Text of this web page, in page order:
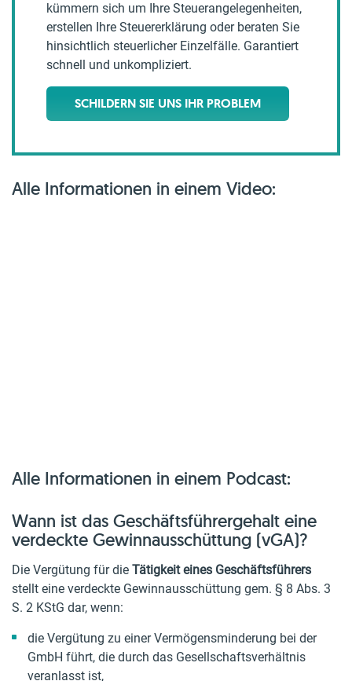
kümmern sich um Ihre Steuerangelegenheiten,
erstellen Ihre Steuererklärung oder beraten Sie
hinsichtlich steuerlicher Einzelfälle. Garantiert
schnell und unkompliziert.
SCHILDERN SIE UNS IHR PROBLEM
Alle Informationen in einem Video:
Alle Informationen in einem Podcast:
Wann ist das Geschäftsführergehalt eine
verdeckte Gewinnausschüttung (vGA)?
Die Vergütung für die Tätigkeit eines Geschäftsführers
stellt eine verdeckte Gewinnausschüttung gem. § 8 Abs. 3
S. 2 KStG dar, wenn:
die Vergütung zu einer Vermögensminderung bei der
GmbH führt, die durch das Gesellschaftsverhältnis
veranlasst ist,